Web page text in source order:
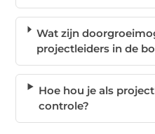
Wat zijn
projectleiders in de
Hoe hou je als
controle?